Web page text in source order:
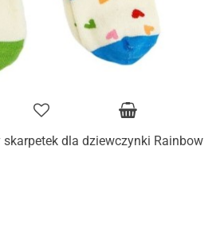
skarpetek dla dziewczynki Rainbow